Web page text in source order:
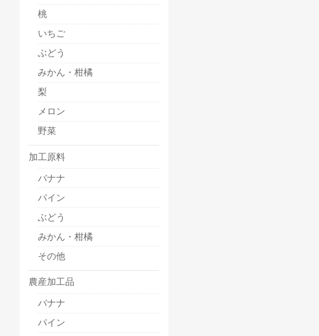
桃
いちご
ぶどう
みかん・柑橘
梨
メロン
野菜
加工原料
バナナ
パイン
ぶどう
みかん・柑橘
その他
農産加工品
バナナ
パイン